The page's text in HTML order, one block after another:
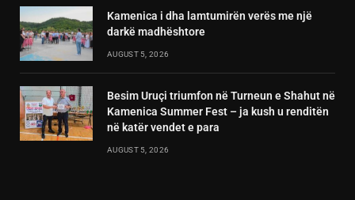
Kamenica i dha lamtumirën verës me një
darkë madhështore
AUGUST 5, 2026
Besim Uruçi triumfon në Turneun e Shahut në
Kamenica Summer Fest – ja kush u renditën
në katër vendet e para
AUGUST 5, 2026